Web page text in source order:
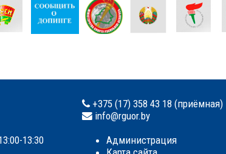
13:30
+375 (17) 358 43 18 (приёмная)
info@rguor.by
Администрация